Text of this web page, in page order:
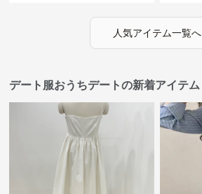
人気アイテム一覧へ
デート服おうちデートの新着アイテム